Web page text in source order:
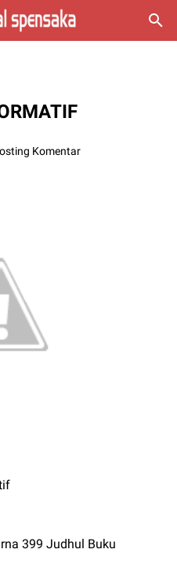
Komentar
399 Judhul Buku